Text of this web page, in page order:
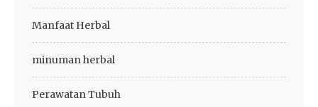
Manfaat Herbal
minuman herbal
Perawatan Tubuh